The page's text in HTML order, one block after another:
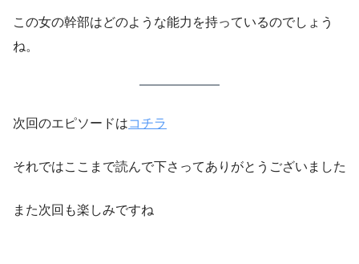
この女の幹部はどのような能力を持っているのでしょう
ね。
次回のエピソードはコチラ
それではここまで読んで下さってありがとうございました
また次回も楽しみですね